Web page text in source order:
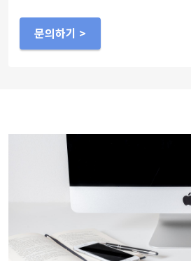
문의하기 >